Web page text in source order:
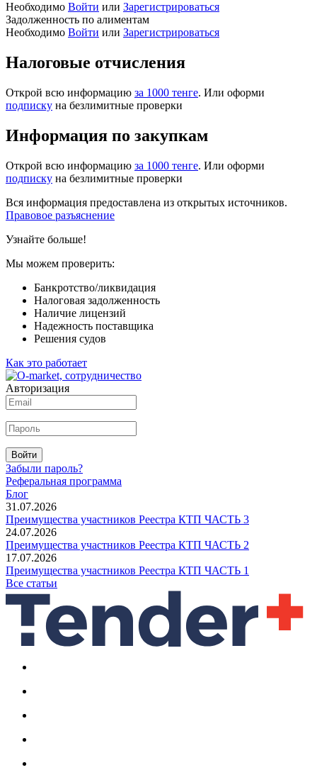
Необходимо Войти или Зарегистрироваться
Задолженность по алиментам
Необходимо Войти или Зарегистрироваться
Налоговые отчисления
Открой всю информацию за 1000 тенге. Или оформи
подписку на безлимитные проверки
Информация по закупкам
Открой всю информацию за 1000 тенге. Или оформи
подписку на безлимитные проверки
Вся информация предоставлена из открытых источников.
Правовое разъяснение
Узнайте больше!
Мы можем проверить:
Банкротство/ликвидация
Налоговая задолженность
Наличие лицензий
Надежность поставщика
Решения судов
Как это работает
Авторизация
Войти
Забыли пароль?
Реферальная программа
Блог
31.07.2026
Преимущества участников Реестра КТП ЧАСТЬ 3
24.07.2026
Преимущества участников Реестра КТП ЧАСТЬ 2
17.07.2026
Преимущества участников Реестра КТП ЧАСТЬ 1
Все статьи